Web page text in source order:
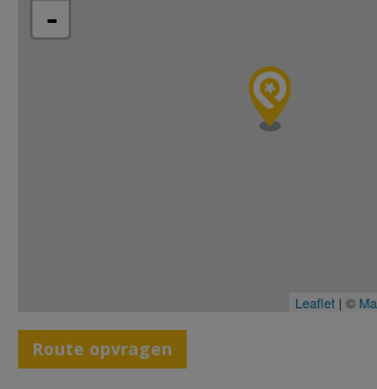
-
Leaflet | ©
Route opvragen